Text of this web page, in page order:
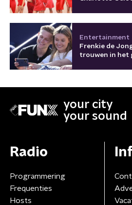
Entertainment
Frenkie de
trouwen in het
your city
your sound
Radio
Programmering
Frequenties
Hosts